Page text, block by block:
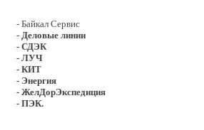
- Байкал Сервис
- Деловые линии
- СДЭК
- ЛУЧ
- КИТ
- Энергия
- ЖелДорЭкспедиция
- ПЭК.